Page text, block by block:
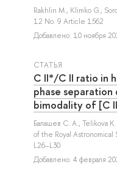
Rakhlin M., Klimko G.,
12 No. 9 Article 1562
Добавлено: 10 ноября
СТАТЬЯ
C II*/C II ratio in
phase
bimodality of [C
Балашев С. А., Telikova
of the Royal
L26–L30
Добавлено: 4 февраля